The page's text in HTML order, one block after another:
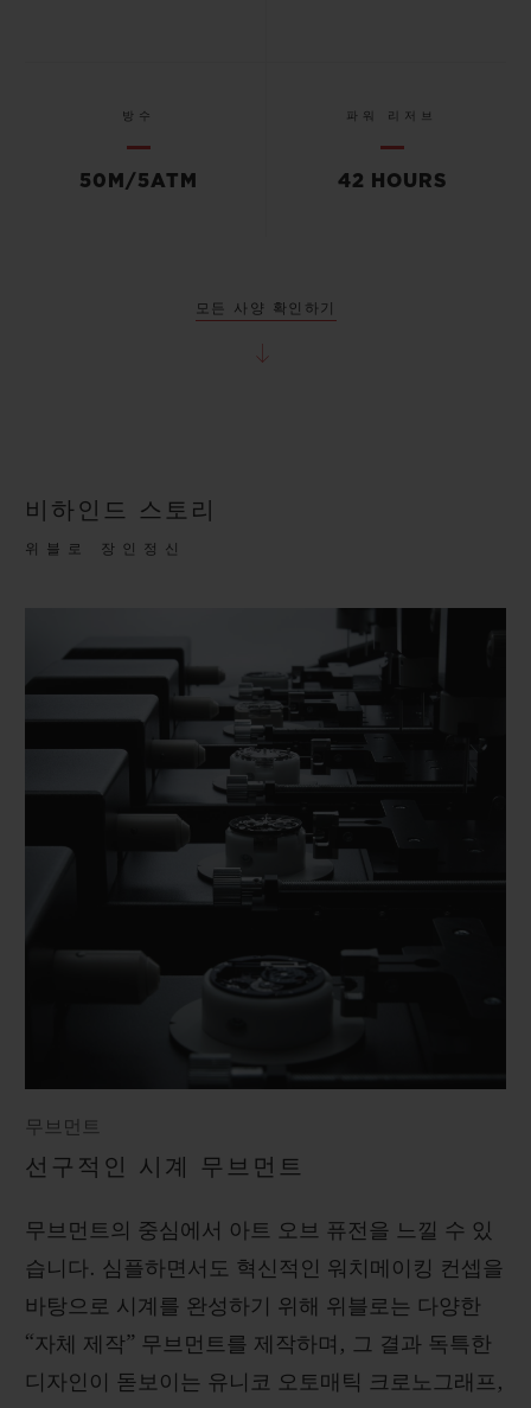
방수
50M/5ATM
파워 리저브
42 HOURS
모든 사양 확인하기
비하인드 스토리
위블로 장인정신
무브먼트
선구적인 시계 무브먼트
무브먼트의 중심에서 아트 오브 퓨전을 느낄 수 있
습니다. 심플하면서도 혁신적인 워치메이킹 컨셉을
바탕으로 시계를 완성하기 위해 위블로는 다양한
“자체 제작” 무브먼트를 제작하며, 그 결과 독특한
디자인이 돋보이는 유니코 오토매틱 크로노그래프,